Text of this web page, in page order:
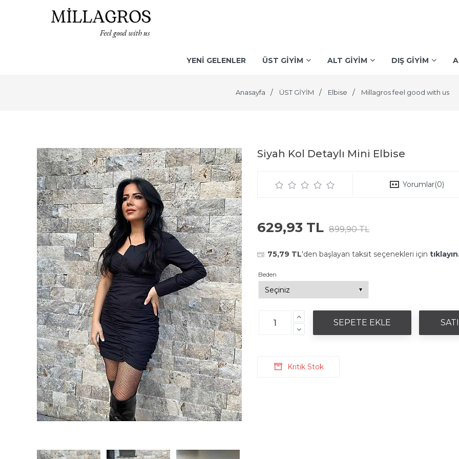
YENİ GELENLER ÜST GİYİM ALT GİYİM DIŞ GİYİM
Anasayfa ÜST GİYİM Elbise Millagros feel good with us
Siyah Kol Detaylı Mini Elbise
Yorumlar(0)
629,93 TL 899,90 TL
75,79 TL'den başlayan taksit seçenekleri için
Beden